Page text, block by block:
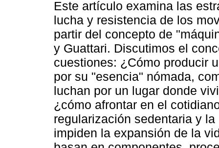
Este artículo examina las
lucha y resistencia de los
partir del concepto de
y Guattari. Discutimos el
cuestiones: ¿Cómo producir
por su "esencia" nómada,
luchan por un lugar donde
¿cómo afrontar en el
regularización sedentaria y
impiden la expansión de la